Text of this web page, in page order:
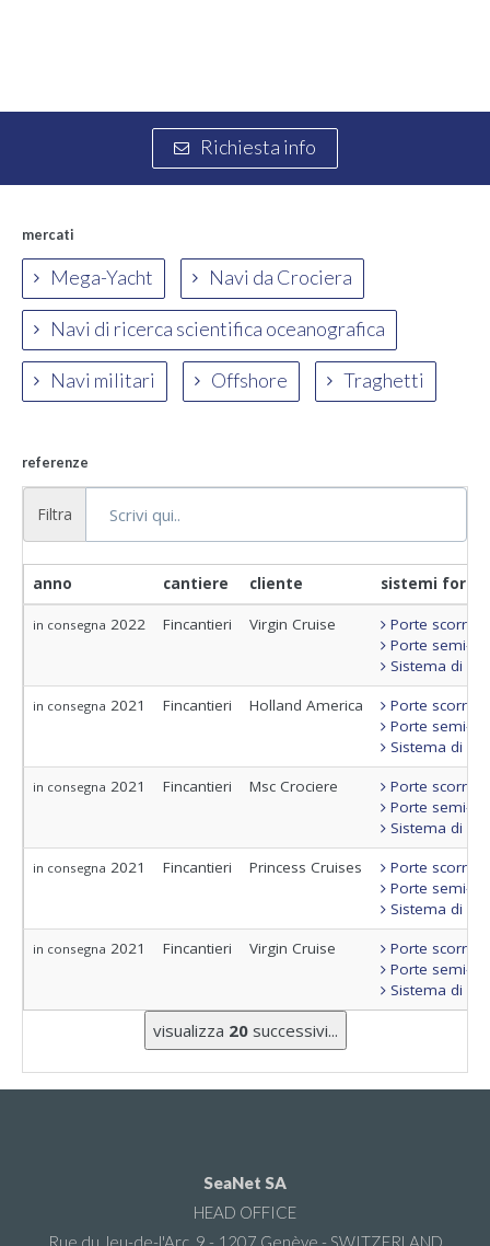
Richiesta info
mercati
Mega-Yacht Navi da Crociera
Navi di ricerca scientifica oceanografica
Navi militari Offshore Traghetti
referenze
Filtra
anno cantiere cliente sistemi
in consegna 2022 Fincantieri Virgin Cruise
Porte
Porte semi-
Sistema di
in consegna 2021 Fincantieri Holland America
Porte
Porte semi-
Sistema di
in consegna 2021 Fincantieri Msc Crociere
Porte
Porte semi-
Sistema di
in consegna 2021 Fincantieri Princess Cruises
Porte
Porte semi-
Sistema di
in consegna 2021 Fincantieri Virgin Cruise
Porte
Porte semi-
Sistema di
visualizza 20successivi...
SeaNet SA
HEAD OFFICE
Rue du Jeu-de-l'Arc, 9 - 1207 Genève - SWITZERLAND